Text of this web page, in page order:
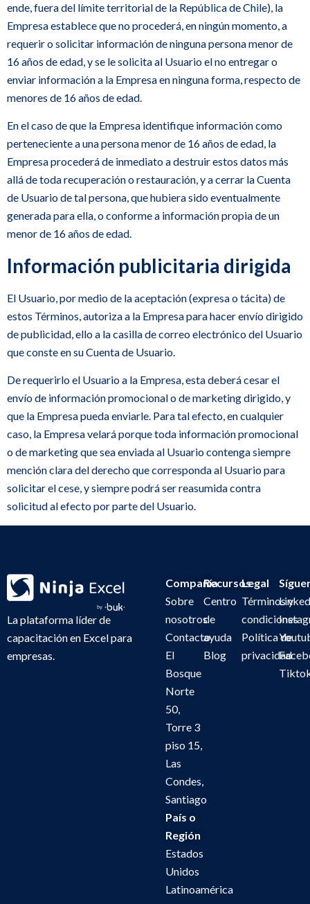
ende, fuera del límite territorial de la República de Chile), la
Empresa establece que no procederá, en ningún momento, a
requerir o solicitar información de ninguna persona menor de
16 años de edad, y se le solicita al Usuario el no entregar o
enviar información a la Empresa en ninguna forma, respecto de
menores de 16 años de edad.
En el caso de que la Empresa identifique información como
perteneciente a una persona menor de 16 años de edad, la
Empresa procederá de inmediato a destruir estos datos más
allá de toda recuperación o restauración, y a cerrar la Cuenta
de Usuario de tal persona, que hubiera sido eventualmente
generada para ella, o conforme a información propia de un
menor de 16 años de edad.
Información publicitaria dirigida
El Usuario, por medio de la aceptación (expresa o tácita) de
estos Términos, autoriza a la Empresa para hacer envío dirigido
de publicidad, ello a la casilla de correo electrónico del Usuario
que conste en su Cuenta de Usuario.
De requerirlo el Usuario a la Empresa, esta deberá cesar el
envío de información promocional o de marketing dirigido, y
que la Empresa pueda enviarle. Para tal efecto, en cualquier
caso, la Empresa velará porque toda información promocional
o de marketing que sea enviada al Usuario contenga siempre
mención clara del derecho que corresponda al Usuario para
solicitar el cese, y siempre podrá ser reasumida contra
solicitud al efecto por parte del Usuario.
La plataforma líder de
capacitación en Excel para
empresas.
Compañía
Sobre
nosotros
Contacto
El
Bosque
Norte
50,
Torre 3
piso 15,
Las
Condes,
Santiago
País o
Región
Estados
Unidos
Latinoamérica
Recursos
Centro
de
ayuda
Blog
Legal
Términos y
condiciones
Política de
privacidad